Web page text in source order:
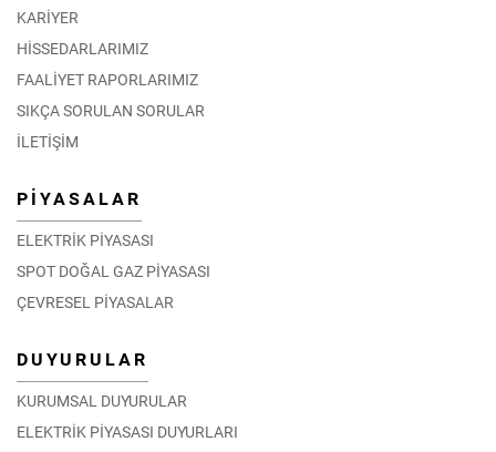
KARİYER
HİSSEDARLARIMIZ
FAALİYET RAPORLARIMIZ
SIKÇA SORULAN SORULAR
İLETİŞİM
PİYASALAR
ELEKTRİK PİYASASI
SPOT DOĞAL GAZ PİYASASI
ÇEVRESEL PİYASALAR
DUYURULAR
KURUMSAL DUYURULAR
ELEKTRİK PİYASASI DUYURLARI